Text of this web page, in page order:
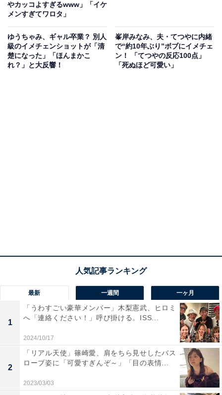
やカッコよすぎるwww」「イケ
メンすぎてワロタ」
ゆうちゃみ、ギャル卒業？ 別人
級のイメチェンショットが「清
楚になった」「ほんまかこ
れ？」と大反響！
峯岸みなみ、夫・てつやに内緒
で“約10年ぶり”ボブにイメチェ
ン！ 「てつやの反応100点」
「死ぬほど可愛い」
最新 一週間 一ヶ月
1
「うわすごい豪華メンバー」木梨憲武、ヒロミ
へ「連絡ください！」呼び掛ける。ISS...
2024/10/17
2
「リアル天使」篠崎愛、肩をちら見せしたバス
ローブ姿に「可愛すぎんぞ～」「目の表情...
2023/03/03